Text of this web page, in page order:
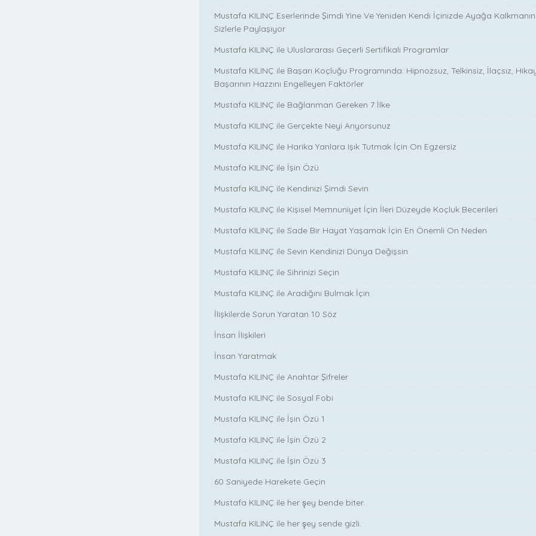
Mustafa KILINÇ Eserlerinde Şimdi Yine Ve Yeniden Kendi İçinizde Ayağa
Sizlerle Paylaşıyor
Mustafa KILINÇ ile Uluslararası Geçerli Sertifikalı Programlar
Mustafa KILINÇ ile Başarı Koçluğu Programında: Hipnozsuz, Telkinsiz, İlaçsız,
Başarının Hazzını Engelleyen Faktörler
Mustafa KILINÇ ile Bağlanman Gereken 7 İlke
Mustafa KILINÇ ile Gerçekte Neyi Arıyorsunuz
Mustafa KILINÇ ile Harika Yanlara Işık Tutmak İçin On Egzersiz
Mustafa KILINÇ ile İşin Özü
Mustafa KILINÇ ile Kendinizi Şimdi Sevin
Mustafa KILINÇ ile Kişisel Memnuniyet İçin İleri Düzeyde Koçluk Becerileri
Mustafa KILINÇ ile Sade Bir Hayat Yaşamak İçin En Önemli On Neden
Mustafa KILINÇ ile Sevin Kendinizi Dünya Değişsin
Mustafa KILINÇ ile Sihrinizi Seçin
Mustafa KILINÇ ile Aradığını Bulmak İçin
İlişkilerde Sorun Yaratan 10 Söz
İnsan İlişkileri
İnsan Yaratmak
Mustafa KILINÇ ile Anahtar Şifreler
Mustafa KILINÇ ile Sosyal Fobi
Mustafa KILINÇ ile İşin Özü 1
Mustafa KILINÇ ile İşin Özü 2
Mustafa KILINÇ ile İşin Özü 3
60 Saniyede Harekete Geçin
Mustafa KILINÇ ile her şey bende biter.
Mustafa KILINÇ ile her şey sende gizli.